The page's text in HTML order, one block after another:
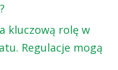
kluczową rolę w
Regulacje mogą